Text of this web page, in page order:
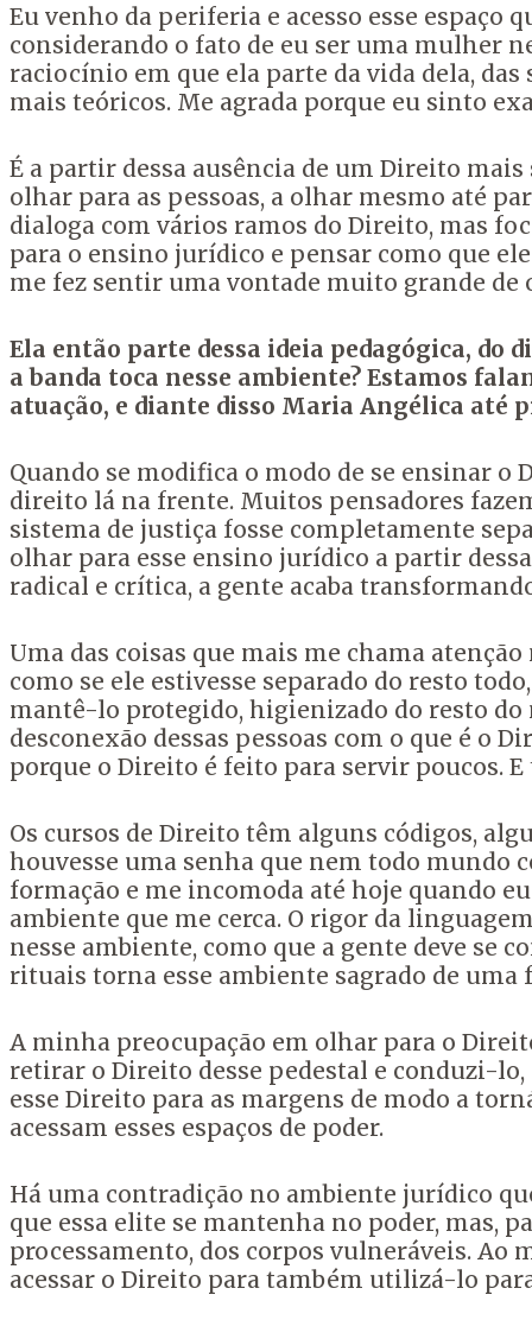
Eu venho da periferia e acesso esse espaço
considerando o fato de eu ser uma mulher
raciocínio em que ela parte da vida dela, das
mais teóricos. Me agrada porque eu sinto
É a partir dessa ausência de um Direito mais
olhar para as pessoas, a olhar mesmo até
dialoga com vários ramos do Direito, mas
para o ensino jurídico e pensar como que
me fez sentir uma vontade muito grande de
Ela então parte dessa ideia pedagógica, do
a banda toca nesse ambiente? Estamos
atuação, e diante disso Maria Angélica até
Quando se modifica o modo de se ensinar
direito lá na frente. Muitos pensadores
sistema de justiça fosse completamente
olhar para esse ensino jurídico a partir
radical e crítica, a gente acaba
Uma das coisas que mais me chama
como se ele estivesse separado do resto
mantê-lo protegido, higienizado do resto do
desconexão dessas pessoas com o que é o
porque o Direito é feito para servir poucos.
Os cursos de Direito têm alguns códigos,
houvesse uma senha que nem todo mundo
formação e me incomoda até hoje quando
ambiente que me cerca. O rigor da
nesse ambiente, como que a gente deve se
rituais torna esse ambiente sagrado de uma
A minha preocupação em olhar para o
retirar o Direito desse pedestal e conduzi-
esse Direito para as margens de modo a
acessam esses espaços de poder.
Há uma contradição no ambiente jurídico
que essa elite se mantenha no poder, mas,
processamento, dos corpos vulneráveis. Ao
acessar o Direito para também utilizá-lo